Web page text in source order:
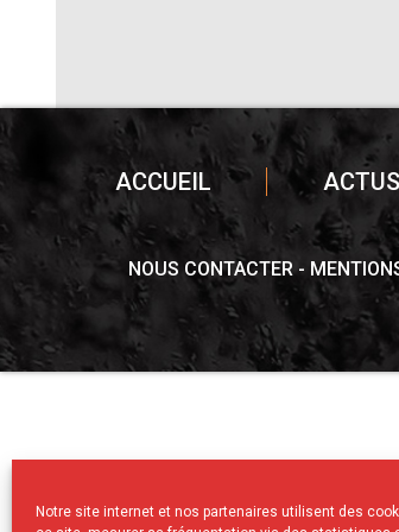
Notre site internet et nos partenaires utilisent des
ACCUEIL ACTUS
NOUS CONTACTER